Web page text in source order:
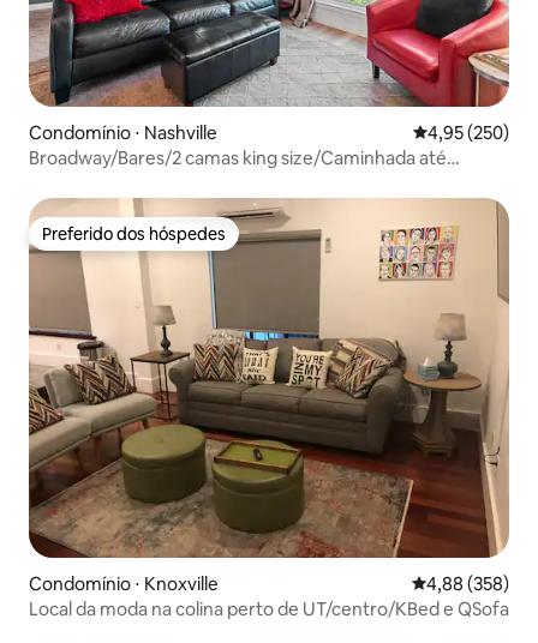
Condomínio ⋅ Nashville 4,95 de uma
4,95 (250)
Broadway/Bares/2 camas king size/Caminhada até
Preferido dos hóspedes
Preferido dos hóspedes
Condomínio ⋅ Knoxville 4,88 de uma
4,88 (358)
Local da moda na colina perto de UT/centro/KBed e QSofa